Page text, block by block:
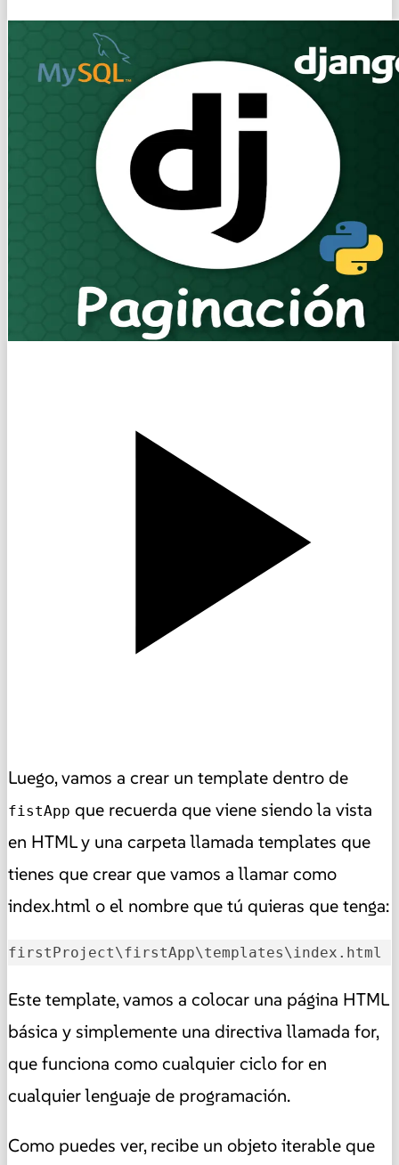
Luego, vamos a crear un template dentro de
fistApp que recuerda que viene siendo la vista
en HTML y una carpeta llamada templates que
tienes que crear que vamos a llamar como
index.html o el nombre que tú quieras que tenga:
firstProject\firstApp\templates\index.html
Este template, vamos a colocar una página HTML
básica y simplemente una directiva llamada for,
que funciona como cualquier ciclo for en
cualquier lenguaje de programación.
Como puedes ver, recibe un objeto iterable que